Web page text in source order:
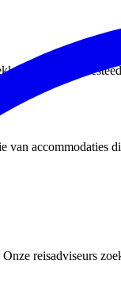
waar goed
van accommodaties
reisadviseurs